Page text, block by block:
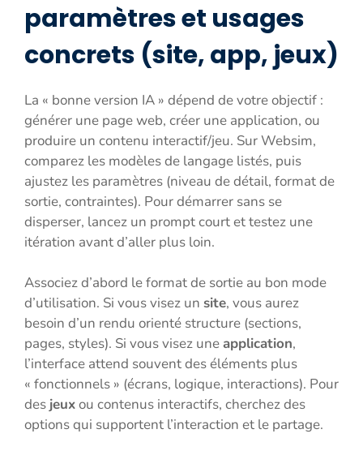
paramètres et usages
concrets (site, app, jeux)
La « bonne version IA » dépend de votre objectif :
générer une page web, créer une application, ou
produire un contenu interactif/jeu. Sur Websim,
comparez les modèles de langage listés, puis
ajustez les paramètres (niveau de détail, format de
sortie, contraintes). Pour démarrer sans se
disperser, lancez un prompt court et testez une
itération avant d’aller plus loin.
Associez d’abord le format de sortie au bon mode
d’utilisation. Si vous visez un site, vous aurez
besoin d’un rendu orienté structure (sections,
pages, styles). Si vous visez uneapplication,
l’interface attend souvent des éléments plus
« fonctionnels » (écrans, logique, interactions). Pour
des jeuxou contenus interactifs, cherchez des
options qui supportent l’interaction et le partage.